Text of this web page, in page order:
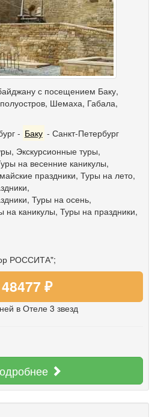
с посещением Баку,
Шемаха, Габала,
- Баку - Санкт-Петербург
, Экскурсионные туры,
на весенние каникулы,
праздники, Туры на лето,
,
, Туры на осень,
на каникулы, Туры на праздники,
РОССИТА";
48477 ₽
в Отеле 3 звезд